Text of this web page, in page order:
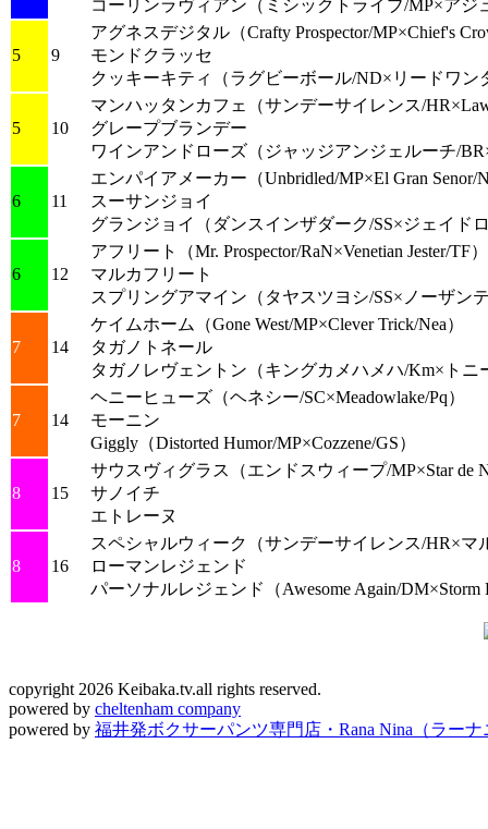
コーリンラヴィアン （ミシックトライブ/MP×ア
5 9
アグネスデジタル （Crafty Prospector/MP×Chief's
モンドクラッセ
クッキーキティ
（ラグビーボール/ND×リードワン
5 10
マンハッタンカフェ
（サンデーサイレンス/
グレープブランデー
ワインアンドローズ （ジャッジアンジェルーチ/
6 11
エンパイアメーカー （Unbridled/MP×El Gran Senor/
スーサンジョイ
グランジョイ
（ダンスインザダーク/SS×ジェイド
6 12
アフリート
（Mr. Prospector/RaN×Venetian Jester/TF）
マルカフリート
スプリングアマイン （タヤスツヨシ/SS×ノーザン
7 14
ケイムホーム
（Gone West/MP×Clever Trick/Nea）
タガノトネール
タガノレヴェントン （キングカメハメハ/Km×トニ
7 14
ヘニーヒューズ （ヘネシー/SC×Meadowlake/Pq）
モーニン
Giggly （Distorted Humor/MP×Cozzene/GS）
8 15
サウスヴィグラス
（エンドスウィープ/MP×Star de
サノイチ
エトレーヌ
8 16
スペシャルウィーク
（サンデーサイレンス/HR×
ローマンレジェンド
パーソナルレジェンド
（Awesome Again/
copyright 2026 Keibaka.tv.all rights reserved.
powered by cheltenham company
powered by 福井発ボクサーパンツ専門店・Rana Nina（ラー